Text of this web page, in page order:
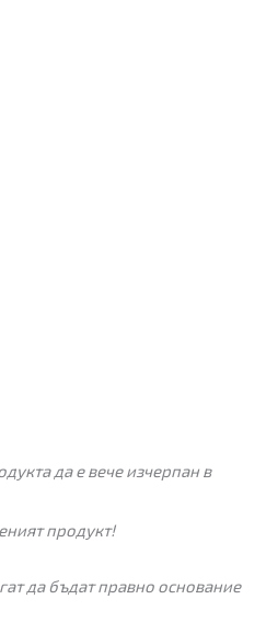
да е вече изчерпан в
продукт!
да бъдат правно основание